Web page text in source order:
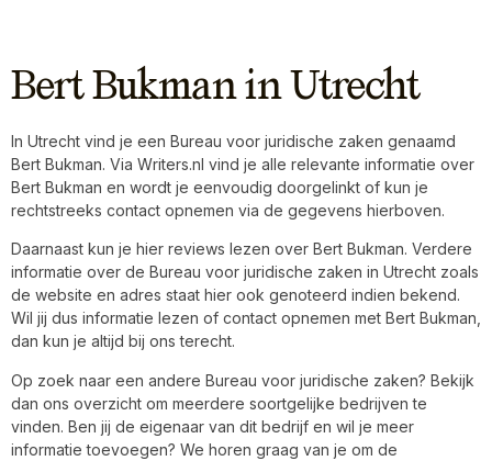
Bert Bukman in Utrecht
In Utrecht vind je een Bureau voor juridische zaken genaamd
Bert Bukman. Via Writers.nl vind je alle relevante informatie over
Bert Bukman en wordt je eenvoudig doorgelinkt of kun je
rechtstreeks contact opnemen via de gegevens hierboven.
Daarnaast kun je hier reviews lezen over Bert Bukman. Verdere
informatie over de Bureau voor juridische zaken in Utrecht zoals
de website en adres staat hier ook genoteerd indien bekend.
Wil jij dus informatie lezen of contact opnemen met Bert Bukman,
dan kun je altijd bij ons terecht.
Op zoek naar een andere Bureau voor juridische zaken? Bekijk
dan ons overzicht om meerdere soortgelijke bedrijven te
vinden. Ben jij de eigenaar van dit bedrijf en wil je meer
informatie toevoegen? We horen graag van je om de